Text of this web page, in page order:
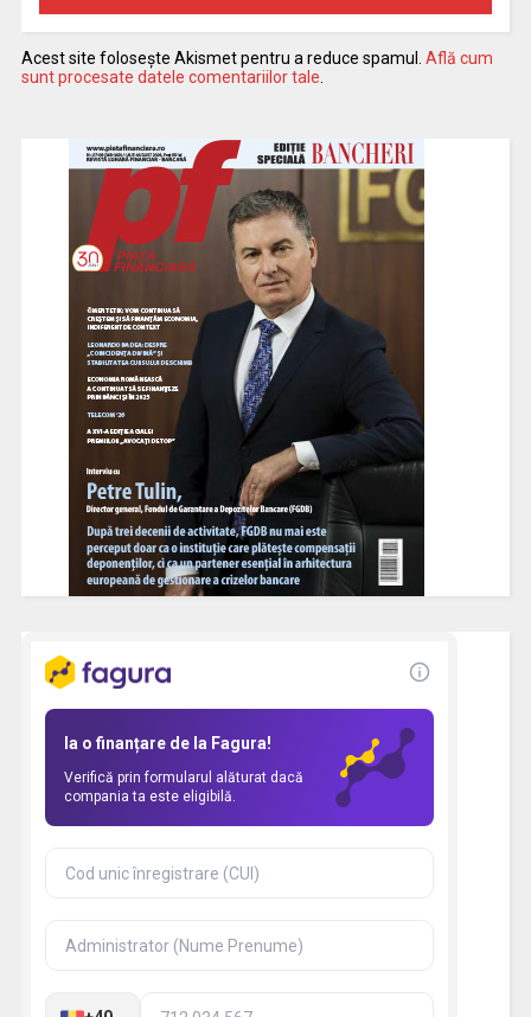
Acest site folosește Akismet pentru a reduce spamul. Află cum
sunt procesate datele comentariilor tale.